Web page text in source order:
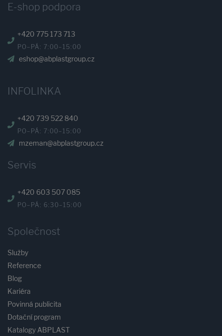
E-shop podpora
+420 775 173 713
PO–PÁ: 7:00–15:00
eshop@abplastgroup.cz
INFOLINKA
+420 739 522 840
PO–PÁ: 7:00–15:00
mzeman@abplastgroup.cz
Servis
+420 603 507 085
PO–PÁ: 6:30–15:00
Společnost
Služby
Reference
Blog
Kariéra
Povinná publicita
Dotační program
Katalogy ABPLAST